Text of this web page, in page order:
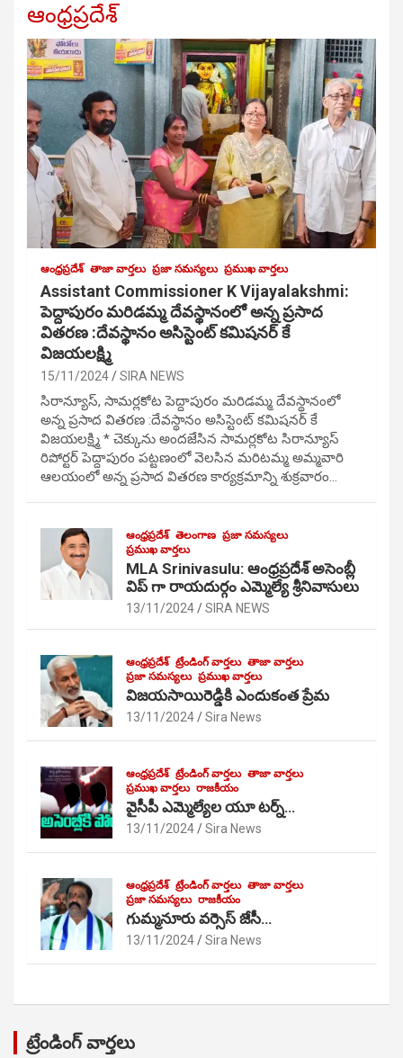
ఆంధ్రప్రదేశ్
ఆంధ్రప్రదేశ్ తాజా వార్తలు ప్రజా సమస్యలు ప్రముఖ వార్తలు
Assistant Commissioner K Vijayalakshmi:
పెద్దాపురం మరిడమ్మ దేవస్థానంలో అన్న ప్రసాద
వితరణ :దేవస్థానం అసిస్టెంట్ కమిషనర్ కే
విజయలక్ష్మి
15/11/2024 SIRA NEWS
సిరాన్యూస్, సామర్లకోట పెద్దాపురం మరిడమ్మ దేవస్థానంలో
అన్న ప్రసాద వితరణ :దేవస్థానం అసిస్టెంట్ కమిషనర్ కే
విజయలక్ష్మి * చెక్కును అందజేసిన సామర్లకోట సిరాన్యూస్
రిపోర్టర్ పెద్దాపురం పట్టణంలో వెలసిన మరిటమ్మ అమ్మవారి
ఆలయంలో అన్న ప్రసాద వితరణ కార్యక్రమాన్ని శుక్రవారం…
ఆంధ్రప్రదేశ్ తెలంగాణ ప్రజా సమస్యలు
ప్రముఖ వార్తలు
MLA Srinivasulu: ఆంధ్రప్రదేశ్ అసెంబ్లీ
విప్ గా రాయదుర్గం ఎమ్మెల్యే శ్రీనివాసులు
13/11/2024 SIRA NEWS
ఆంధ్రప్రదేశ్ ట్రేండింగ్ వార్తలు తాజా వార్తలు
ప్రజా సమస్యలు ప్రముఖ వార్తలు
విజయసాయిరెడ్డికి ఎందుకంత ప్రేమ
13/11/2024 Sira News
ఆంధ్రప్రదేశ్ ట్రేండింగ్ వార్తలు తాజా వార్తలు
ప్రముఖ వార్తలు రాజకీయం
వైసీపీ ఎమ్మెల్యేల యూ టర్న్…
13/11/2024 Sira News
ఆంధ్రప్రదేశ్ ట్రేండింగ్ వార్తలు తాజా వార్తలు
ప్రజా సమస్యలు రాజకీయం
గుమ్మనూరు వర్సెస్ జేసీ…
13/11/2024 Sira News
ట్రేండింగ్ వార్తలు